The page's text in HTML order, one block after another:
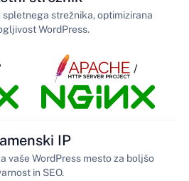
strežnika, optimizirana
WordPress.
/
IP
vaše WordPress mesto za boljšo
in SEO.